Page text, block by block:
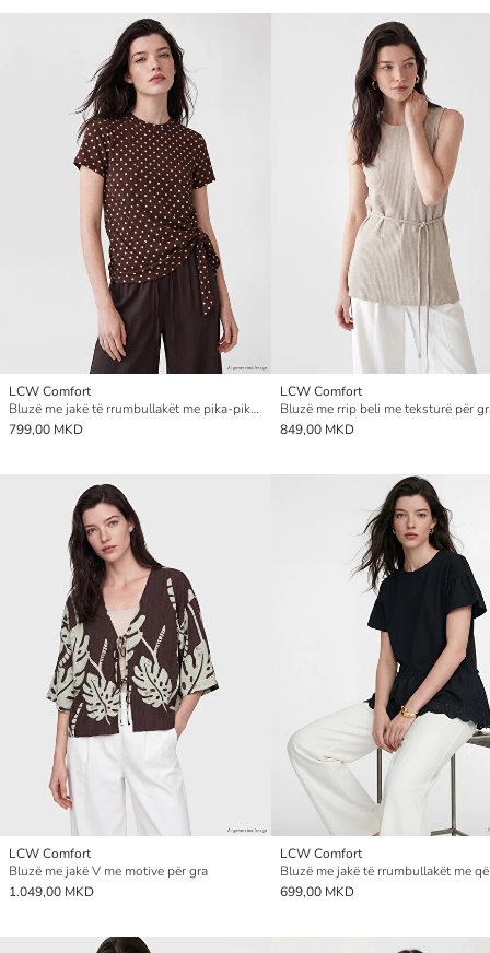
LCW Comfort
Bluzë me jakë të rrumbullakët me pika-pika e mbledhur për gra
799,00 MKD
LCW Comfort
Bluzë me rrip beli me teksturë për
849,00 MKD
LCW Comfort
Bluzë me jakë V me motive për gra
1.049,00 MKD
LCW Comfort
699,00 MKD